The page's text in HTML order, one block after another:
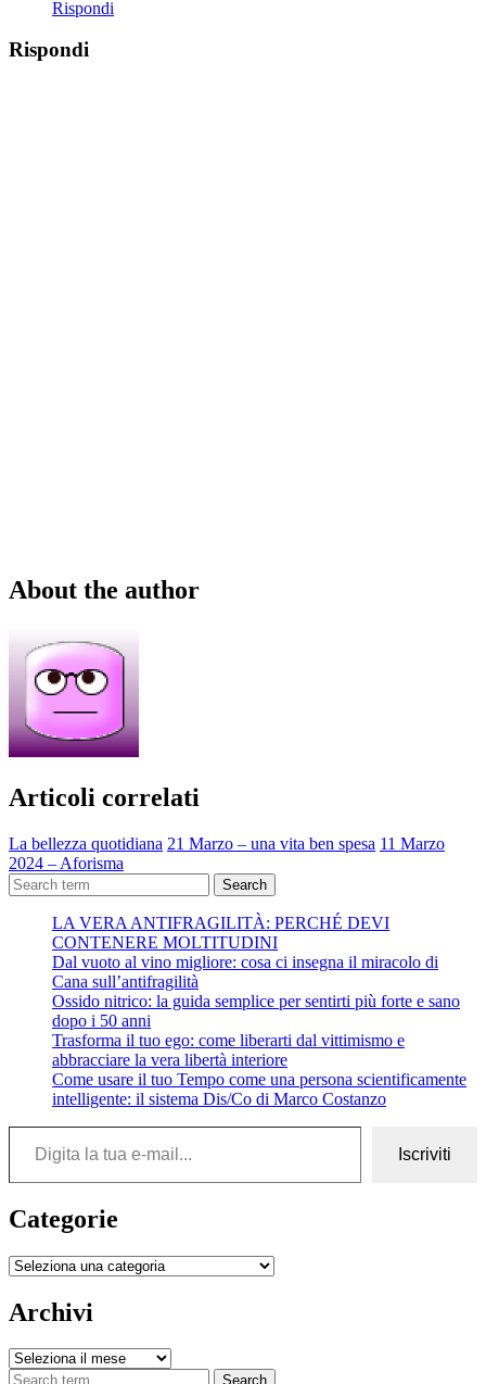
Rispondi
Rispondi
About the author
Articoli correlati
La bellezza quotidiana 21 Marzo – una vita ben spesa 11 Marzo
2024 – Aforisma
Search
LA VERA ANTIFRAGILITÀ: PERCHÉ DEVI
CONTENERE MOLTITUDINI
Dal vuoto al vino migliore: cosa ci insegna il miracolo di
Cana sull’antifragilità
Ossido nitrico: la guida semplice per sentirti più forte e sano
dopo i 50 anni
Trasforma il tuo ego: come liberarti dal vittimismo e
abbracciare la vera libertà interiore
Come usare il tuo Tempo come una persona scientificamente
intelligente: il sistema Dis/Co di Marco Costanzo
Digita la tua e-mail...
Iscriviti
Categorie
Categorie
Archivi
Archivi
Search